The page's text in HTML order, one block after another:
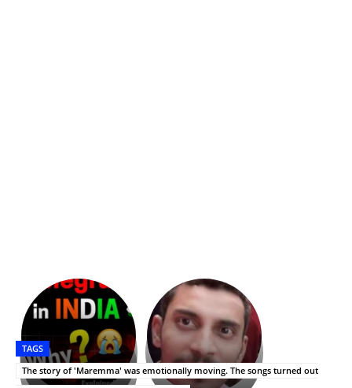
భగవంతుని
ప్రసాదం
తీర్థం..తులసీదళం
లేకుండా
అసంపూర్ణం
కేజీఎఫ్
సినిమాతో
పాన్
ఇండియా
స్టార్
హీరోయిన్‏గా
Upasana:
భర్తపై
రివెంజ్
తీర్చుకున్న
ఉపాసన..
TAGS
The story of 'Maremma' was emotionally moving. The songs turned out